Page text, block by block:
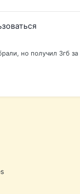
но получил 3гб